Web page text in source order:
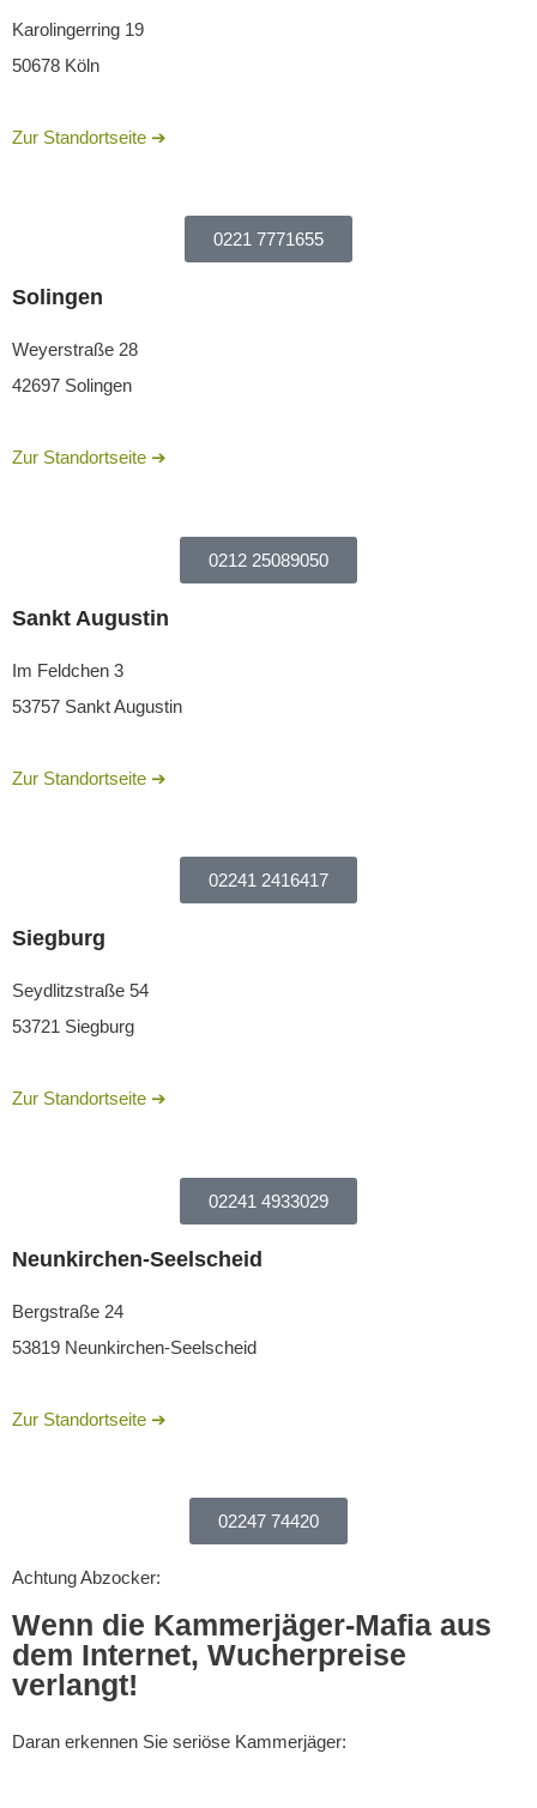
Karolingerring 19
50678 Köln
Zur Standortseite ➔
0221 7771655
Solingen​
Weyerstraße 28
42697 Solingen
Zur Standortseite ➔
0212 25089050
Sankt Augustin​
Im Feldchen 3
53757 Sankt Augustin
Zur Standortseite ➔
02241 2416417
Siegburg
Seydlitzstraße 54
53721 Siegburg
Zur Standortseite ➔
02241 4933029
Neunkirchen-Seelscheid​
Bergstraße 24
53819 Neunkirchen-Seelscheid
Zur Standortseite ➔
02247 74420
Achtung Abzocker:
Wenn die Kammerjäger-Mafia aus
dem Internet, Wucherpreise
verlangt!
Daran erkennen Sie seriöse Kammerjäger: